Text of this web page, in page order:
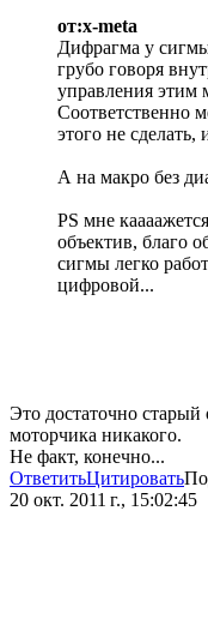
от:x-meta
Дифрагма у сигмы
грубо говоря
управления этим
Соответственно
этого не сделать,
А на макро без
PS мне
объектив, благо
сигмы легко
цифровой...
Это достаточно старый
моторчика никакого.
Не факт, конечно...
ОтветитьЦитировать
20 окт. 2011 г., 15:02:45